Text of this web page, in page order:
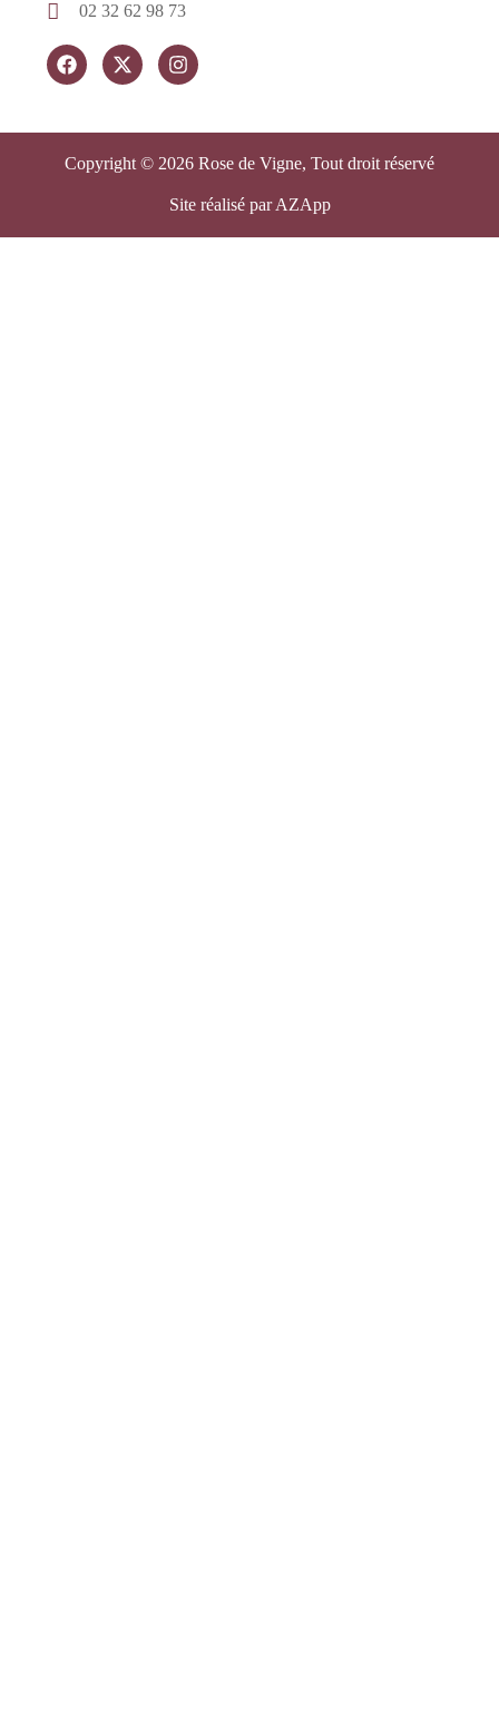
02 32 62 98 73
Copyright © 2026 Rose de Vigne, Tout droit réservé
Site réalisé par AZApp